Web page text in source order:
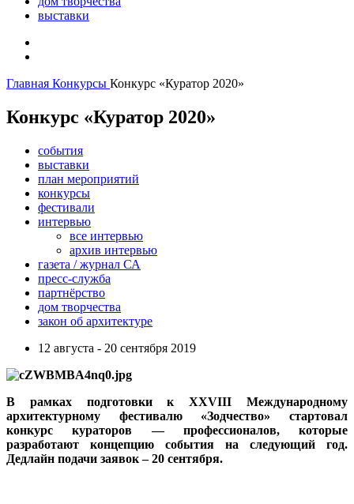
выставки
Главная Конкурсы Конкурс «Куратор 2020»
Конкурс «Куратор 2020»
события
выставки
план мероприятий
конкурсы
фестивали
интервью
все интервью
архив интервью
газета / журнал СА
пресс-служба
партнёрство
дом творчества
закон об архитектуре
12 августа - 20 сентября 2019
В рамках подготовки к XXVIII Международному
архитектурному фестивалю «Зодчество» стартовал
конкурс кураторов — профессионалов, которые
разработают концепцию события на следующий год.
Дедлайн подачи заявок – 20 сентября.